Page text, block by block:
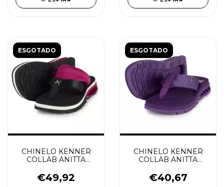
ESGOTADO
CHINELO KENNER
COLLAB ANITTA
PRETO/BRANCO/ROSA
€49,92
ESGOTADO
CHINELO KENNER
COLLAB ANITTA
€40,67